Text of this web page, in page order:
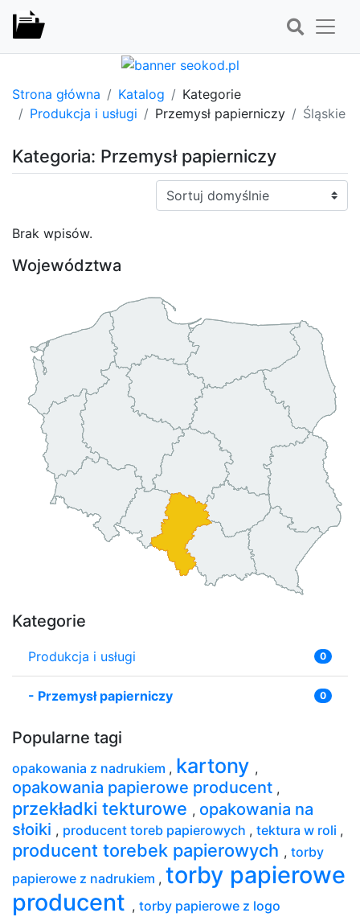
Strona główna Katalog
Kategorie
Produkcja i usługi
Przemysł papierniczy Śląskie
Kategoria: Przemysł papierniczy
Sortuj:
Brak wpisów.
Województwa
Kategorie
Produkcja i usługi 0
- Przemysł papierniczy 0
Popularne tagi
opakowania z nadrukiem , kartony ,
opakowania papierowe producent ,
przekładki tekturowe , opakowania na
słoiki , producent toreb papierowych , tektura w roli ,
producent torebek papierowych , torby
papierowe z nadrukiem , torby papierowe
producent , torby papierowe z logo